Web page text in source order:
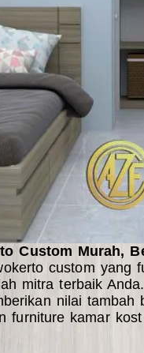
Custom Murah,
custom
mitra terbaik
nilai tambah
furniture kamar